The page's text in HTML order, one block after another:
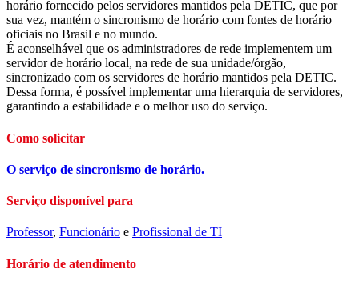
horário fornecido pelos servidores mantidos pela DETIC, que por
sua vez, mantém o sincronismo de horário com fontes de horário
oficiais no Brasil e no mundo.
É aconselhável que os administradores de rede implementem um
servidor de horário local, na rede de sua unidade/órgão,
sincronizado com os servidores de horário mantidos pela DETIC.
Dessa forma, é possível implementar uma hierarquia de servidores,
garantindo a estabilidade e o melhor uso do serviço.
Como solicitar
O serviço de sincronismo de horário.
Serviço disponível para
Professor, Funcionário e Profissional de TI
Horário de atendimento